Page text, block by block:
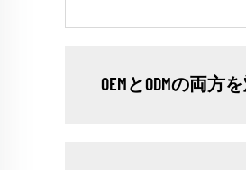
OEMとODMの両